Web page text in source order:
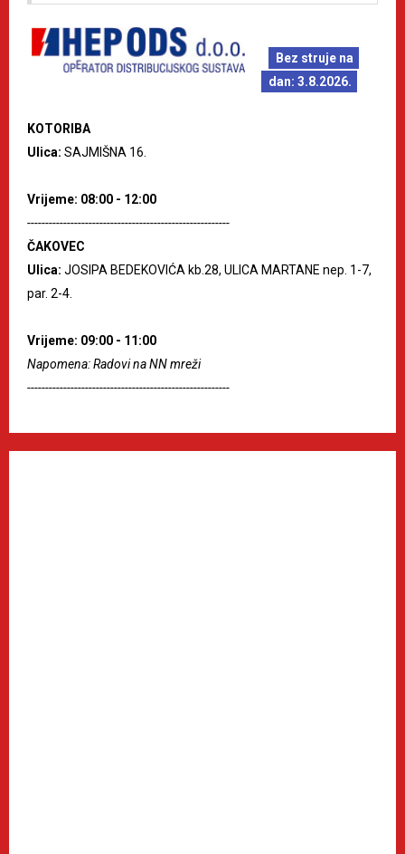
Bez struje na
dan: 3.8.2026.
KOTORIBA
Ulica: SAJMIŠNA 16.
Vrijeme: 08:00 - 12:00
--------------------------------------------------------
ČAKOVEC
Ulica: JOSIPA BEDEKOVIĆA kb.28, ULICA MARTANE nep. 1-7,
par. 2-4.
Vrijeme: 09:00 - 11:00
Napomena: Radovi na NN mreži
--------------------------------------------------------